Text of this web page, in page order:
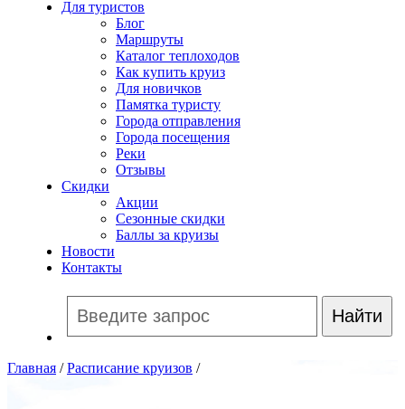
Для туристов
Блог
Маршруты
Каталог теплоходов
Как купить круиз
Для новичков
Памятка туристу
Города отправления
Города посещения
Реки
Отзывы
Скидки
Акции
Сезонные скидки
Баллы за круизы
Новости
Контакты
Главная /Расписание круизов /